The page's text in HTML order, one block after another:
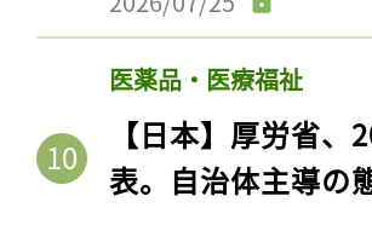
医薬品・医療福祉
【日本】厚労省
表。自治体主導の